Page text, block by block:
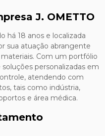
J. OMETTO
há 18 anos e localizada
sua atuação abrangente
Com um portfólio
personalizadas em
atendendo com
tais como indústria,
e área médica.